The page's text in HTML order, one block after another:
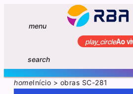
menu
play_circleAo
search
homeInício > obras SC-281